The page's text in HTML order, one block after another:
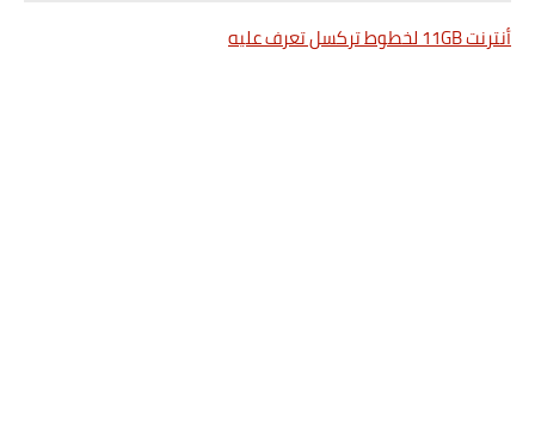
أنترنت 11GB لخطوط تركسل تعرف عليه